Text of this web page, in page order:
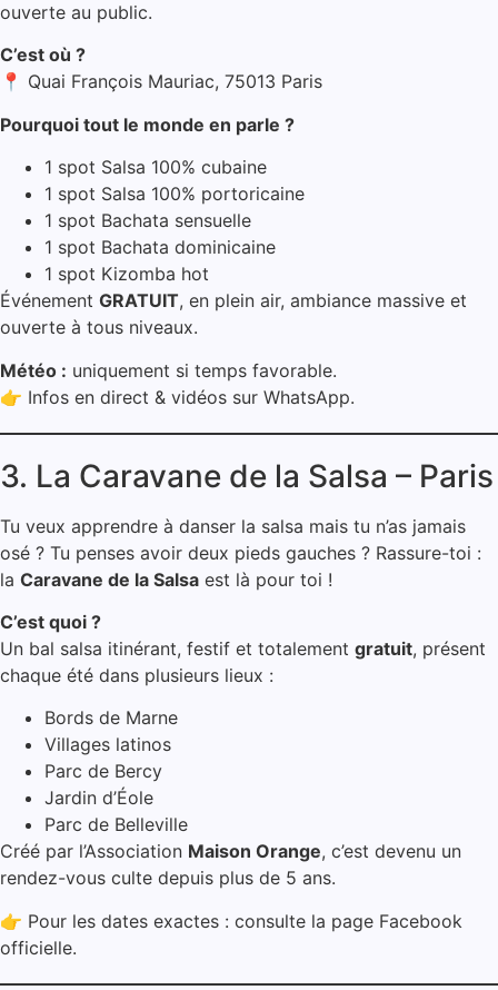
ouverte au public.
C’est où ?
📍 Quai François Mauriac, 75013 Paris
Pourquoi tout le monde en parle ?
1 spot Salsa 100% cubaine
1 spot Salsa 100% portoricaine
1 spot Bachata sensuelle
1 spot Bachata dominicaine
1 spot Kizomba hot
Événement GRATUIT, en plein air, ambiance massive et
ouverte à tous niveaux.
Météo : uniquement si temps favorable.
👉 Infos en direct & vidéos sur WhatsApp.
3. La Caravane de la Salsa – Paris
Tu veux apprendre à danser la salsa mais tu n’as jamais
osé ? Tu penses avoir deux pieds gauches ? Rassure-toi :
la Caravane de la Salsa est là pour toi !
C’est quoi ?
Un bal salsa itinérant, festif et totalement gratuit, présent
chaque été dans plusieurs lieux :
Bords de Marne
Villages latinos
Parc de Bercy
Jardin d’Éole
Parc de Belleville
Créé par l’Association Maison Orange, c’est devenu un
rendez-vous culte depuis plus de 5 ans.
👉 Pour les dates exactes : consulte la page Facebook
officielle.